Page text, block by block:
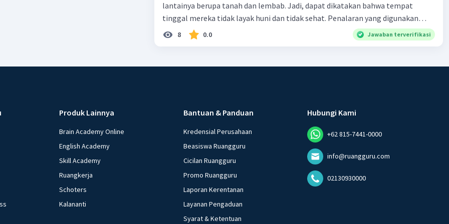
digunakan untuk langsung menyapa atau memanggil seseorang,
sementara nomina pengacu digunakan untuk merujuk kepada orang
atau benda yang telah disebutkan sebelumnya dalam konteks
tertentu.
Beri Rating·
lantainya berupa tanah dan lembab. Jadi, dapat dikatakan bahwa tempat
tinggal mereka tidak layak huni dan tidak sehat. Penalaran yang digunakan
dalam paragraf tersebut adalah . . . .
8 0.0 Jawaban terverifikasi
Produk Lainnya
Brain Academy Online
English Academy
Skill Academy
Ruangkerja
Schoters
Kalananti
Bantuan & Panduan
Kredensial Perusahaan
Beasiswa Ruangguru
Cicilan Ruangguru
Promo Ruangguru
Laporan Kerentanan
Layanan Pengaduan
Syarat & Ketentuan
Hubungi Kami
+62 815-7441-0000
info@ruangguru.com
02130930000